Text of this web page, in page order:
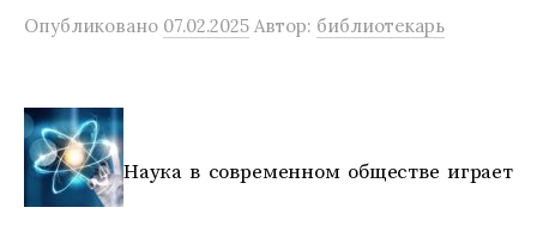
Опубликовано 07.02.2025 Автор: библиотекарь
Наука в современном обществе играет